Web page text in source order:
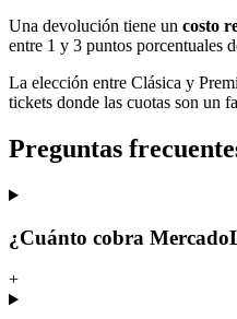
Una devolución tiene un costo
entre 1 y 3 puntos porcentuales
La elección entre Clásica y
tickets donde las cuotas son un
Preguntas
¿Cuánto cobra
+